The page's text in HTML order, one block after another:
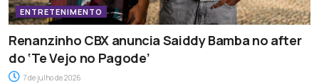
ENTRETENIMENTO
Renanzinho CBX anuncia Saiddy Bamba no after
do ‘Te Vejo no Pagode’
7 de julho de 2026